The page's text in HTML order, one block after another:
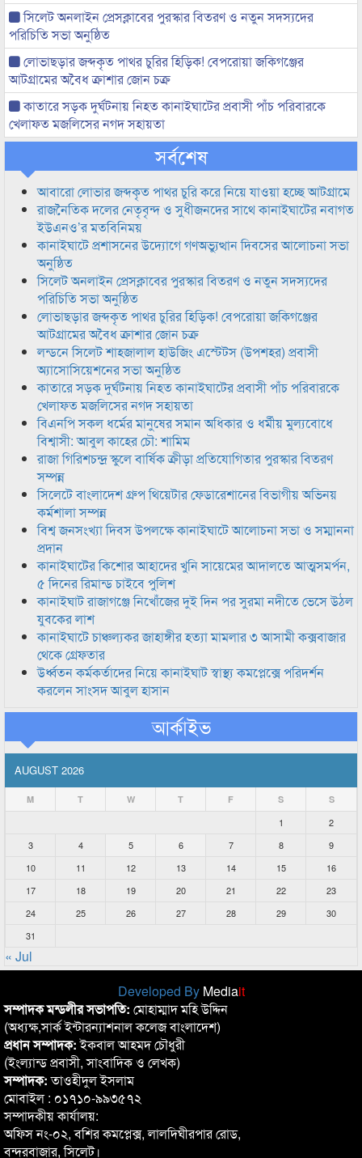
সিলেট অনলাইন প্রেসক্লাবের পুরস্কার বিতরণ ও নতুন সদস্যদের
পরিচিতি সভা অনুষ্ঠিত
লোভাছড়ার জব্দকৃত পাথর চুরির হিড়িক! বেপরোয়া জকিগঞ্জের
আটগ্রামের অবৈধ ক্রাশার জোন চক্র
কাতারে সড়ক দুর্ঘটনায় নিহত কানাইঘাটের প্রবাসী পাঁচ পরিবারকে
খেলাফত মজলিসের নগদ সহায়তা
সর্বশেষ
আবারো লোভার জব্দকৃত পাথর চুরি করে নিয়ে যাওয়া হচ্ছে আটগ্রামে
রাজনৈতিক দলের নেতৃবৃন্দ ও সুধীজনদের সাথে কানাইঘাটের নবাগত
ইউএনও’র মতবিনিময়
কানাইঘাটে প্রশাসনের উদ্যোগে গণঅভ্যুত্থান দিবসের আলোচনা সভা
অনুষ্ঠিত
সিলেট অনলাইন প্রেসক্লাবের পুরস্কার বিতরণ ও নতুন সদস্যদের
পরিচিতি সভা অনুষ্ঠিত
লোভাছড়ার জব্দকৃত পাথর চুরির হিড়িক! বেপরোয়া জকিগঞ্জের
আটগ্রামের অবৈধ ক্রাশার জোন চক্র
লন্ডনে সিলেট শাহজালাল হাউজিং এস্টেটস (উপশহর) প্রবাসী
অ্যাসোসিয়েশনের সভা অনুষ্ঠিত
কাতারে সড়ক দুর্ঘটনায় নিহত কানাইঘাটের প্রবাসী পাঁচ পরিবারকে
খেলাফত মজলিসের নগদ সহায়তা
বিএনপি সকল ধর্মের মানুষের সমান অধিকার ও ধর্মীয় মুল্যবোধে
বিশ্বাসী: আবুল কাহের চৌ: শামিম
রাজা গিরিশচন্দ্র স্কুলে বার্ষিক ক্রীড়া প্রতিযোগিতার পুরস্কার বিতরণ
সম্পন্ন
সিলেটে বাংলাদেশ গ্রুপ থিয়েটার ফেডারেশানের বিভাগীয় অভিনয়
কর্মশালা সম্পন্ন
বিশ্ব জনসংখ্যা দিবস উপলক্ষে কানাইঘাটে আলোচনা সভা ও সম্মাননা
প্রদান
কানাইঘাটের কিশোর আহাদের খুনি সায়েমের আদালতে আত্মসমর্পন,
৫ দিনের রিমান্ড চাইবে পুলিশ
কানাইঘাট রাজাগঞ্জে নিখোঁজের দুই দিন পর সুরমা নদীতে ভেসে উঠল
যুবকের লাশ
কানাইঘাটে চাঞ্চল্যকর জাহাঙ্গীর হত্যা মামলার ৩ আসামী কক্সবাজার
থেকে গ্রেফতার
উর্ধ্বতন কর্মকর্তাদের নিয়ে কানাইঘাট স্বাস্থ্য কমপ্লেক্সে পরিদর্শন
করলেন সাংসদ আবুল হাসান
আর্কাইভ
AUGUST 2026
M T W T F S S
1
2
3
4 5 6 7 8
9
10
11 12 13 14 15
16
17
18 19 20 21 22
23
24
25 26 27 28 29
30
31
« Jul
Developed By Mediait
সম্পাদক মন্ডলীর সভাপতি: মোহাম্মাদ মহি উদ্দিন
(অধ্যক্ষ,সার্ক ইন্টারন্যাশনাল কলেজ বাংলাদেশ)
প্রধান সম্পাদক:ইকবাল আহমদ চৌধুরী
(ইংল্যান্ড প্রবাসী, সাংবাদিক ও লেখক)
সম্পাদক:তাওহীদুল ইসলাম
মোবাইল : ০১৭১০-৯৯৩৫৭২
সম্পাদকীয় কার্যালয়:
অফিস নং-০২, বশির কমপ্লেক্স, লালদিঘীরপার রোড,
বন্দরবাজার, সিলেট।